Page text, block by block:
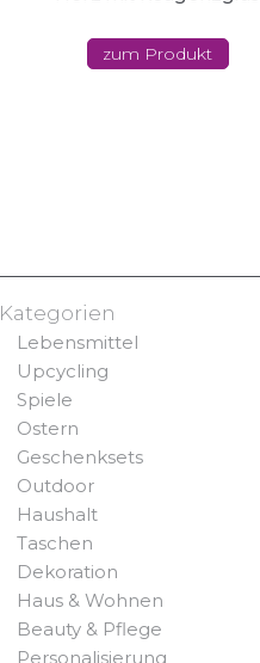
zum Produkt
Kategorien
Lebensmittel
Upcycling
Spiele
Ostern
Geschenksets
Outdoor
Haushalt
Taschen
Dekoration
Haus & Wohnen
Beauty & Pflege
Personalisierung